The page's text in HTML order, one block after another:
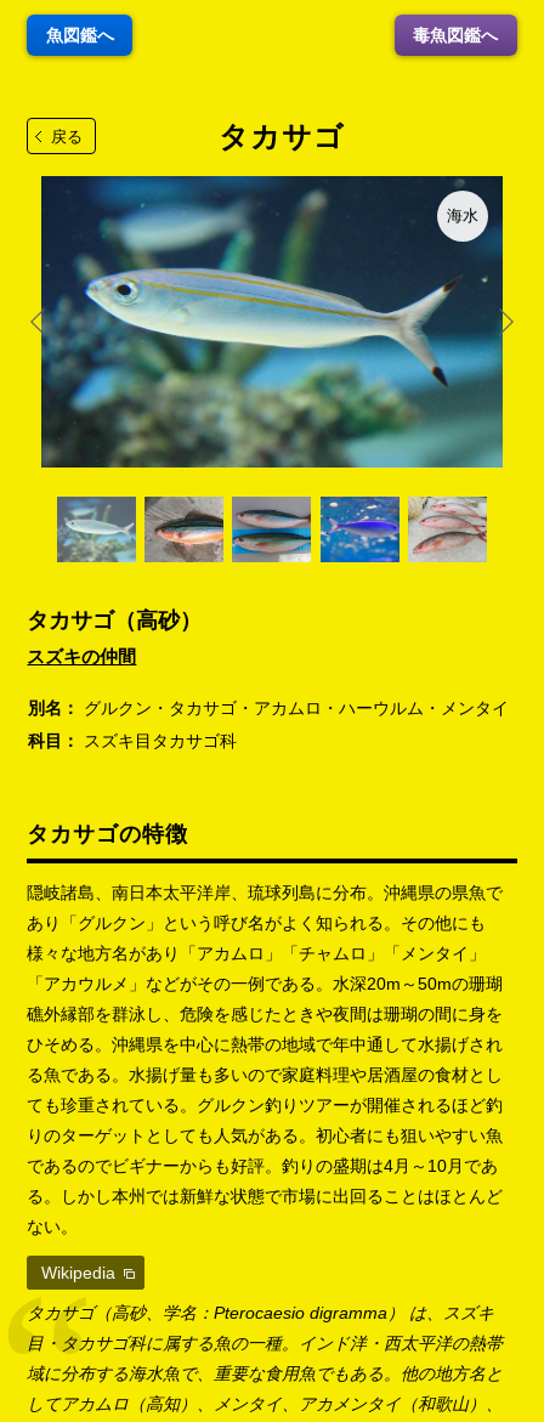
魚図鑑へ 毒魚図鑑へ
戻る タカサゴ
海水
タカサゴ（高砂）
スズキの仲間
別名：
グルクン・タカサゴ・アカムロ・ハーウルム・メンタイ
科目：
スズキ目タカサゴ科
タカサゴの特徴
隠岐諸島、南日本太平洋岸、琉球列島に分布。沖縄県の県魚で
あり「グルクン」という呼び名がよく知られる。その他にも
様々な地方名があり「アカムロ」「チャムロ」「メンタイ」
「アカウルメ」などがその一例である。水深20m～50mの珊瑚
礁外縁部を群泳し、危険を感じたときや夜間は珊瑚の間に身を
ひそめる。沖縄県を中心に熱帯の地域で年中通して水揚げされ
る魚である。水揚げ量も多いので家庭料理や居酒屋の食材とし
ても珍重されている。グルクン釣りツアーが開催されるほど釣
りのターゲットとしても人気がある。初心者にも狙いやすい魚
であるのでビギナーからも好評。釣りの盛期は4月～10月であ
る。しかし本州では新鮮な状態で市場に出回ることはほとんど
ない。
Wikipedia
タカサゴ（高砂、学名：Pterocaesio digramma） は、スズキ
目・タカサゴ科に属する魚の一種。インド洋・西太平洋の熱帯
域に分布する海水魚で、重要な食用魚でもある。他の地方名と
してアカムロ（高知）、メンタイ、アカメンタイ（和歌山）、